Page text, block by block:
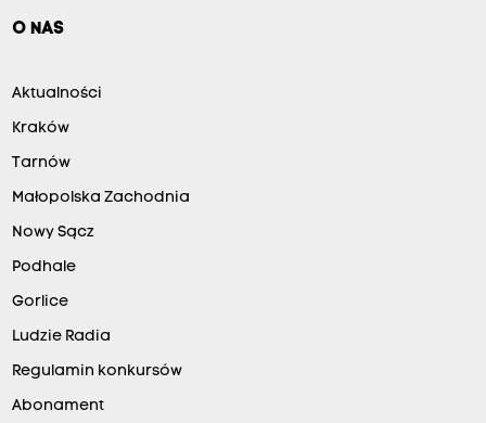
O NAS
Aktualności
Kraków
Tarnów
Małopolska Zachodnia
Nowy Sącz
Podhale
Gorlice
Ludzie Radia
Regulamin konkursów
Abonament